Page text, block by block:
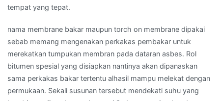
tempat yang tepat.
nama membrane bakar maupun torch on membrane dipakai
sebab memang mengenakan perkakas pembakar untuk
merekatkan tumpukan membran pada dataran asbes. Rol
bitumen spesial yang disiapkan nantinya akan dipanaskan
sama perkakas bakar tertentu alhasil mampu melekat dengan
permukaan. Sekali susunan tersebut mendekati suhu yang